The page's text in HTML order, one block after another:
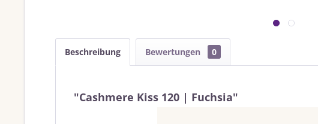
Beschreibung Bewertungen 0
"Cashmere Kiss 120 | Fuchsia"